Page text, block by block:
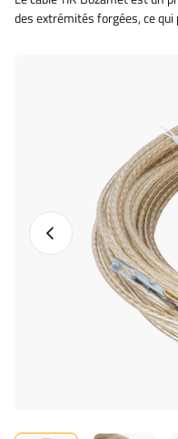
des extrémités forgées, ce
Photo précédente